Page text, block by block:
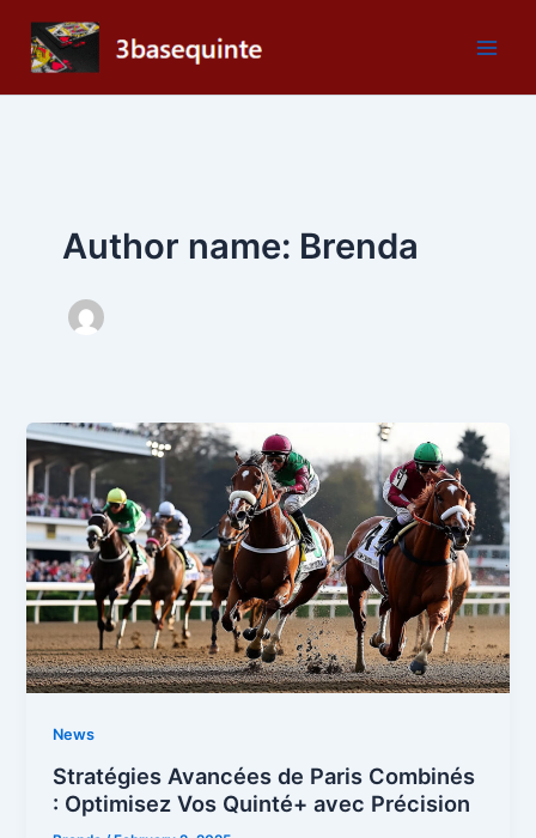
content
Author name: Brenda
News
Stratégies Avancées de Paris Combinés
: Optimisez Vos Quinté+ avec Précision